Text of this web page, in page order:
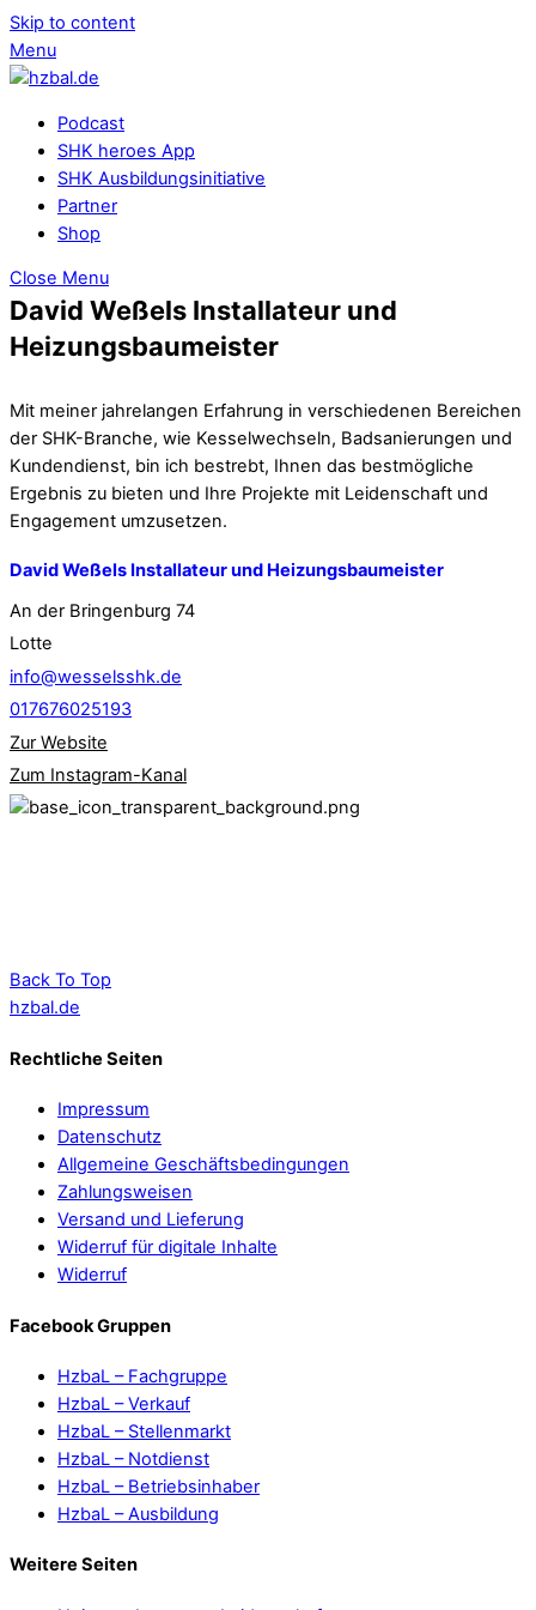
Skip to content
Menu
Podcast
SHK heroes App
SHK Ausbildungsinitiative
Partner
Shop
Close Menu
David Weßels Installateur und
Heizungsbaumeister
Mit meiner jahrelangen Erfahrung in verschiedenen Bereichen
der SHK-Branche, wie Kesselwechseln, Badsanierungen und
Kundendienst, bin ich bestrebt, Ihnen das bestmögliche
Ergebnis zu bieten und Ihre Projekte mit Leidenschaft und
Engagement umzusetzen.
David Weßels Installateur und Heizungsbaumeister
An der Bringenburg 74
Lotte
info@wesselsshk.de
017676025193
Zur Website
Zum Instagram-Kanal
Back To Top
hzbal.de
Rechtliche Seiten
Impressum
Datenschutz
Allgemeine Geschäftsbedingungen
Zahlungsweisen
Versand und Lieferung
Widerruf für digitale Inhalte
Widerruf
Facebook Gruppen
HzbaL – Fachgruppe
HzbaL – Verkauf
HzbaL – Stellenmarkt
HzbaL – Notdienst
HzbaL – Betriebsinhaber
HzbaL – Ausbildung
Weitere Seiten